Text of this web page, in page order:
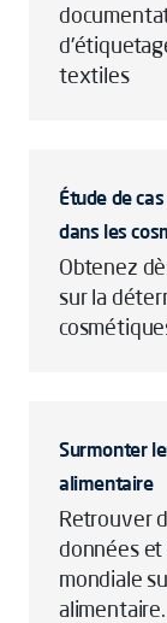
textiles
Étude de
dans les
Obtenez
sur la
Surmonter
alimentaire
Retrouver
données et
mondiale
alimentaire.